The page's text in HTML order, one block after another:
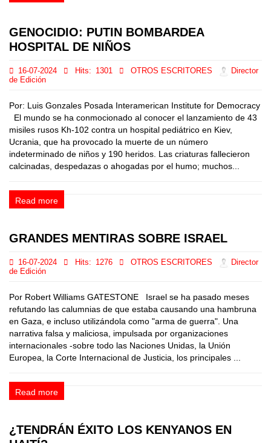
GENOCIDIO: PUTIN BOMBARDEA
HOSPITAL DE NIÑOS
16-07-2024 Hits: 1301 OTROS ESCRITORES
Director
de Edición
Por: Luis Gonzales Posada Interamerican Institute for Democracy
El mundo se ha conmocionado al conocer el lanzamiento de 43
misiles rusos Kh-102 contra un hospital pediátrico en Kiev,
Ucrania, que ha provocado la muerte de un número
indeterminado de niños y 190 heridos. Las criaturas fallecieron
calcinadas, despedazas o ahogadas por el humo; muchos...
Read more
GRANDES MENTIRAS SOBRE ISRAEL
16-07-2024 Hits: 1276 OTROS ESCRITORES
Director
de Edición
Por Robert Williams GATESTONE Israel se ha pasado meses
refutando las calumnias de que estaba causando una hambruna
en Gaza, e incluso utilizándola como "arma de guerra". Una
narrativa falsa y maliciosa, impulsada por organizaciones
internacionales -sobre todo las Naciones Unidas, la Unión
Europea, la Corte Internacional de Justicia, los principales ...
Read more
¿TENDRÁN ÉXITO LOS KENYANOS EN